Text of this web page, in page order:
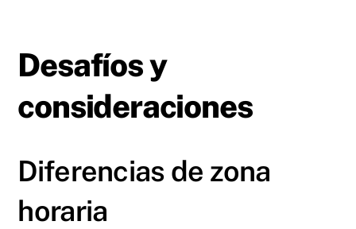
Desafíos y
consideraciones
Diferencias de zona
horaria